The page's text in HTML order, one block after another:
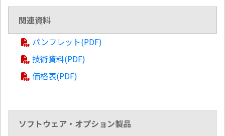
関連資料
パンフレット(PDF)
技術資料(PDF)
価格表(PDF)
ソフトウェア・オプション製品